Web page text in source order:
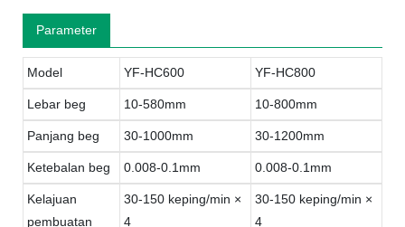
Parameter
Model YF-HC600 YF-HC800
Lebar beg 10-580mm 10-800mm
Panjang beg 30-1000mm 30-1200mm
Ketebalan beg 0.008-0.1mm 0.008-0.1mm
Kelajuan
pembuatan
30-150 keping/min ×
4
30-150 keping/min ×
4